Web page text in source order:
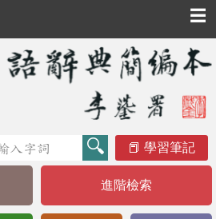
☰
學習筆記
進階檢索